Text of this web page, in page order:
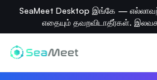
SeaMeet Desktop இங்கே —
எதையும் தவறவிடாதீர்கள்.